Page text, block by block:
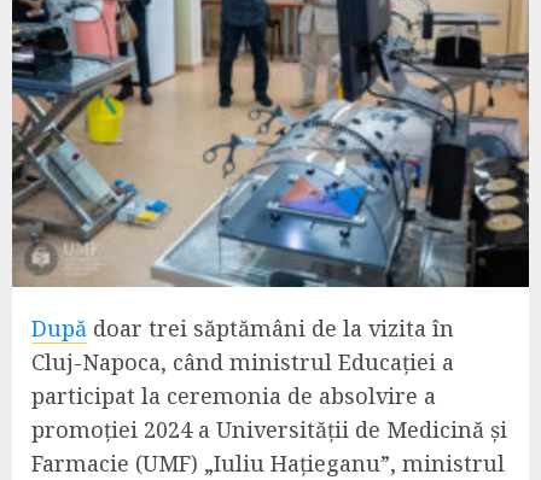
După doar trei săptămâni de la vizita în
Cluj-Napoca, când ministrul Educației a
participat la ceremonia de absolvire a
promoției 2024 a Universității de Medicină și
Farmacie (UMF) „Iuliu Hațieganu”, ministrul